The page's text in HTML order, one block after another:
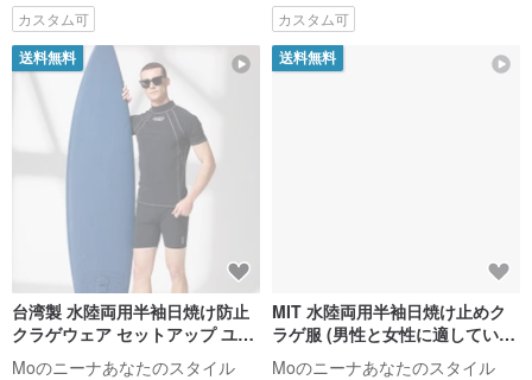
カスタム可 カスタム可
送料無料
台湾製 水陸両用半袖日焼け防止
クラゲウェア セットアップ ユニ
セックス
Moのニーナあなたのスタイル
送料無料
MIT 水陸両用半袖日焼け止めク
ラゲ服 (男性と女性に適していま
す) ユニセックススタイル
Moのニーナあなたのスタイル